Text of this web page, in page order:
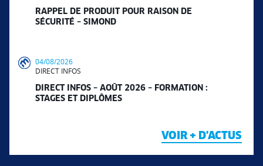
RAPPEL DE PRODUIT POUR RAISON DE
SÉCURITÉ – SIMOND
04/08/2026
DIRECT INFOS
DIRECT INFOS – AOÛT 2026 – FORMATION :
STAGES ET DIPLÔMES
VOIR + D'ACTUS